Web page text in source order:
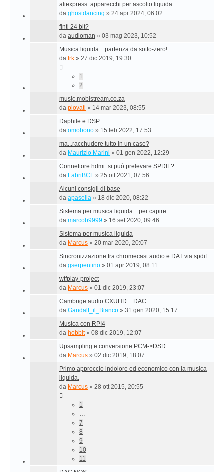
aliexpress: apparecchi per ascolto liquida
da ghostdancing » 24 apr 2024, 06:02
finti 24 bit?
da audioman » 03 mag 2023, 10:52
Musica liquida... partenza da sotto-zero!
da frk » 27 dic 2019, 19:30
1
2
music.mobistream.co.za
da plovati » 14 mar 2023, 08:55
Daphile e DSP
da omobono » 15 feb 2022, 17:53
ma...racchudere tutto in un case?
da Maurizio Marini » 01 gen 2022, 12:29
Connettore hdmi: si può prelevare SPDIF?
da FabriBCL » 25 ott 2021, 07:56
Alcuni consigli di base
da apasella » 18 dic 2020, 08:22
Sistema per musica liquida... per capire...
da marcob9999 » 16 set 2020, 09:46
Sistema per musica liquida
da Marcus » 20 mar 2020, 20:07
Sincronizzazione tra chromecast audio e DAT via spdif
da gserpentino » 01 apr 2019, 08:11
wtfplay-project
da Marcus » 01 dic 2019, 23:07
Cambrige audio CXUHD + DAC
da Gandalf_il_Bianco » 31 gen 2020, 15:17
Musica con RPI4
da hobbit» 08 dic 2019, 12:07
Upsampling e conversione PCM->DSD
da Marcus » 02 dic 2019, 18:07
Primo approccio indolore ed economico con la musica
liquida.
da Marcus » 28 ott 2015, 20:55
1
…
7
8
9
10
11